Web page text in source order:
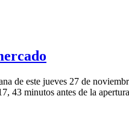
de este jueves 27 de
43 minutos antes de la